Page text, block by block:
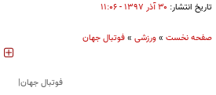
تاریخ انتشار: ۳۰ آذر ۱۳۹۷ - ۱۱:۰۶
صفحه نخست »ورزشی »فوتبال جهان
فوتبال جهان|